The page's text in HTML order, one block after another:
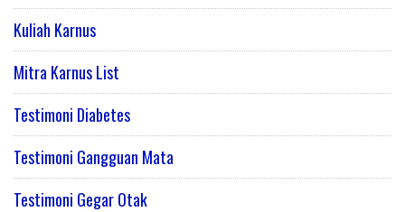
Kuliah Karnus
Mitra Karnus List
Testimoni Diabetes
Testimoni Gangguan Mata
Testimoni Gegar Otak